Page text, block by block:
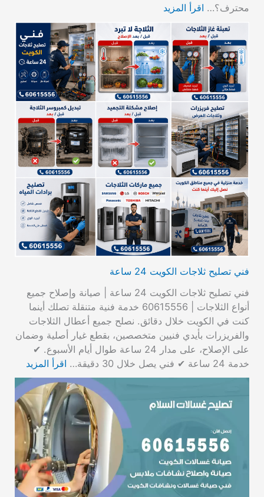
محترف؟… اقرأ المزيد
فني تصليح ثلاجات الكويت 24 ساعة
فني تصليح ثلاجات الكويت 24 ساعة | صيانة وإصلاح جميع
أنواع الثلاجات | 60615556 خدمة فنية متنقلة تصلك أينما
كنت في الكويت خلال دقائق. نصلح جميع أعطال الثلاجات
والفريزرات بأيدي فنيين متخصصين، بقطع غيار أصلية وضمان
على الإصلاح، على مدار 24 ساعة طوال أيام الأسبوع. ✔
خدمة 24 ساعة ✔ فني يصل خلال 30 دقيقة…
اقرأ المزيد